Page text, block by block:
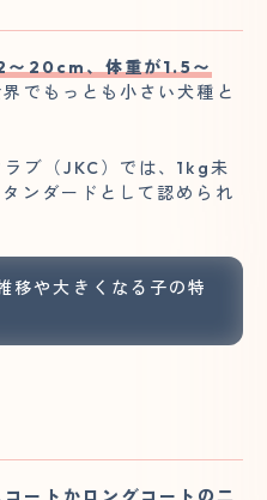
〜20cm、体重が1.5〜
でもっとも小さい犬種と
ブ（JKC）では、1kg未
ンダードとして認められ
移や大きくなる子の特